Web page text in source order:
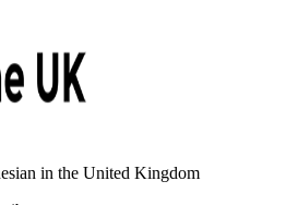
in the United Kingdom